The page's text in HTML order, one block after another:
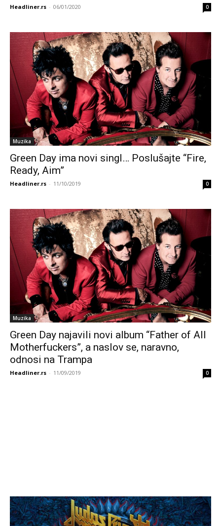
Headliner.rs - 06/01/2020 0
Muzika
Green Day ima novi singl… Poslušajte “Fire,
Ready, Aim”
Headliner.rs - 11/10/2019 0
Muzika
Green Day najavili novi album “Father of All
Motherfuckers”, a naslov se, naravno,
odnosi na Trampa
Headliner.rs - 11/09/2019 0